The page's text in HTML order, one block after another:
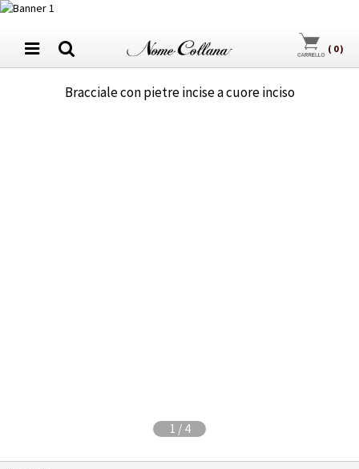
( 0)
Bracciale con pietre incise a cuore inciso
1 / 4